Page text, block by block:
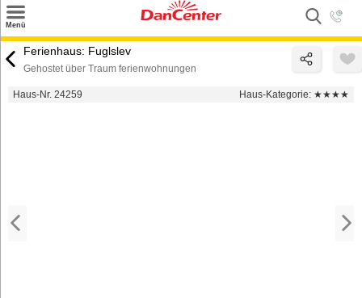
Menü
Suchen
Ferienhaus: Fuglslev
Gehostet über Traum ferienwohnungen
Haus-Nr. 24259 Haus-Kategorie: ★★★★